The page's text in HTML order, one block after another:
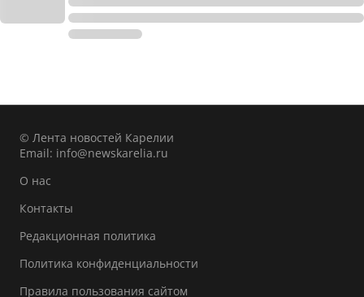
© Лента новостей Карелии
Email: info@newskarelia.ru
О нас
Контакты
Редакционная политика
Политика конфиденциальности
Правила пользования сайтом